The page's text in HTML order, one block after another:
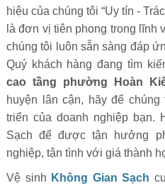
hiệu của chúng tôi “Uy tín -
là đơn vị tiên phong trong lĩnh
chúng tôi luôn sẵn sàng đáp
Quý khách hàng đang tìm
cao tầng phường Hoàn
huyện lân cận, hãy để
triển của doanh nghiệp bạn.
Sạch để được tận hưởng
nghiệp, tận tình với giá thành
Vệ sinh Không Gian Sạch